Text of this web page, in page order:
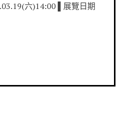
六)14:00 ▌展覽日期